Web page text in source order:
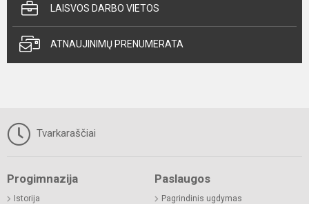
LAISVOS DARBO VIETOS
ATNAUJINIMŲ PRENUMERATA
Tvarkaraščiai
Progimnazija
Istorija
Paslaugos
Pagrindinis ugdymas